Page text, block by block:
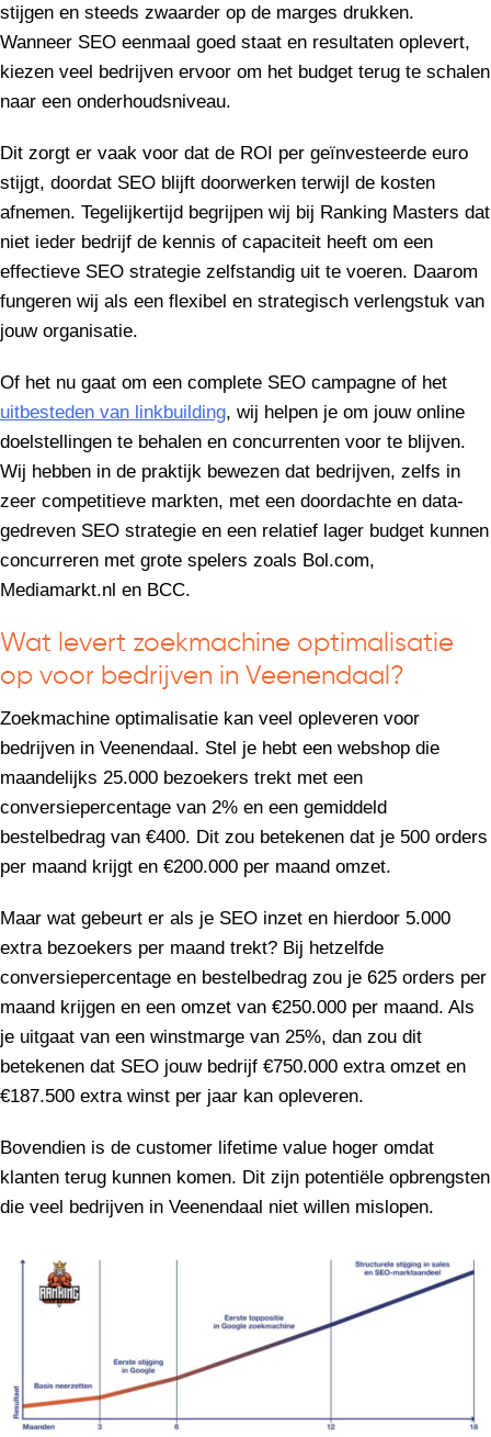
stijgen en steeds zwaarder op de marges drukken.
Wanneer SEO eenmaal goed staat en resultaten oplevert,
kiezen veel bedrijven ervoor om het budget terug te schalen
naar een onderhoudsniveau.
Dit zorgt er vaak voor dat de ROI per geïnvesteerde euro
stijgt, doordat SEO blijft doorwerken terwijl de kosten
afnemen. Tegelijkertijd begrijpen wij bij Ranking Masters dat
niet ieder bedrijf de kennis of capaciteit heeft om een
effectieve SEO strategie zelfstandig uit te voeren. Daarom
fungeren wij als een flexibel en strategisch verlengstuk van
jouw organisatie.
Of het nu gaat om een complete SEO campagne of het
uitbesteden van linkbuilding, wij helpen je om jouw online
doelstellingen te behalen en concurrenten voor te blijven.
Wij hebben in de praktijk bewezen dat bedrijven, zelfs in
zeer competitieve markten, met een doordachte en data-
gedreven SEO strategie en een relatief lager budget kunnen
concurreren met grote spelers zoals Bol.com,
Mediamarkt.nl en BCC.
Wat levert zoekmachine optimalisatie
op voor bedrijven in Veenendaal?
Zoekmachine optimalisatie kan veel opleveren voor
bedrijven in Veenendaal. Stel je hebt een webshop die
maandelijks 25.000 bezoekers trekt met een
conversiepercentage van 2% en een gemiddeld
bestelbedrag van €400. Dit zou betekenen dat je 500 orders
per maand krijgt en €200.000 per maand omzet.
Maar wat gebeurt er als je SEO inzet en hierdoor 5.000
extra bezoekers per maand trekt? Bij hetzelfde
conversiepercentage en bestelbedrag zou je 625 orders per
maand krijgen en een omzet van €250.000 per maand. Als
je uitgaat van een winstmarge van 25%, dan zou dit
betekenen dat SEO jouw bedrijf €750.000 extra omzet en
€187.500 extra winst per jaar kan opleveren.
Bovendien is de customer lifetime value hoger omdat
klanten terug kunnen komen. Dit zijn potentiële opbrengsten
die veel bedrijven in Veenendaal niet willen mislopen.